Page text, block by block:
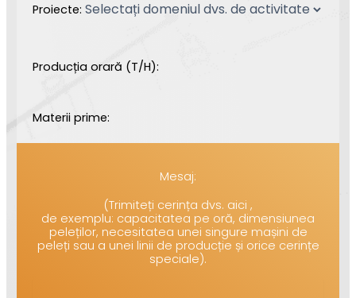
Proiecte:
Producția orară (T/H):
Materii prime:
Mesaj:
(Trimiteți cerința dvs. aici ,
de exemplu: capacitatea pe oră, dimensiunea
peleților, necesitatea unei singure mașini de
peleți sau a unei linii de producție și orice cerințe
speciale).